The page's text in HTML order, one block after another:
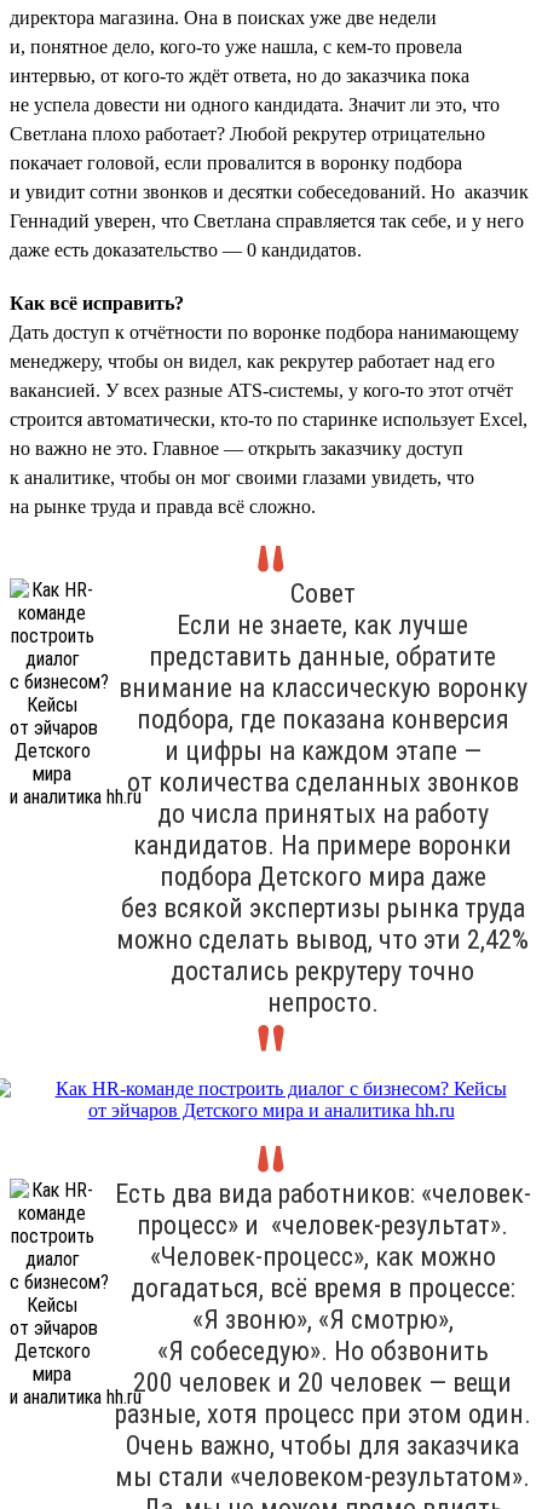
директора магазина. Она в поисках уже две недели
и, понятное дело, кого-то уже нашла, с кем-то провела
интервью, от кого-то ждёт ответа, но до заказчика пока
не успела довести ни одного кандидата. Значит ли это, что
Светлана плохо работает? Любой рекрутер отрицательно
покачает головой, если провалится в воронку подбора
и увидит сотни звонков и десятки собеседований. Но аказчик
Геннадий уверен, что Светлана справляется так себе, и у него
даже есть доказательство — 0 кандидатов.
Как всё исправить?
Дать доступ к отчётности по воронке подбора нанимающему
менеджеру, чтобы он видел, как рекрутер работает над его
вакансией. У всех разные ATS-системы, у кого-то этот отчёт
строится автоматически, кто-то по старинке использует Excel,
но важно не это. Главное — открыть заказчику доступ
к аналитике, чтобы он мог своими глазами увидеть, что
на рынке труда и правда всё сложно.
Совет
Если не знаете, как лучше
представить данные, обратите
внимание на классическую воронку
подбора, где показана конверсия
и цифры на каждом этапе —
от количества сделанных звонков
до числа принятых на работу
кандидатов. На примере воронки
подбора Детского мира даже
без всякой экспертизы рынка труда
можно сделать вывод, что эти 2,42%
достались рекрутеру точно
непросто.
Есть два вида работников: «человек-
процесс» и «человек-результат».
«Человек-процесс», как можно
догадаться, всё время в процессе:
«Я звоню», «Я смотрю»,
«Я собеседую». Но обзвонить
200 человек и 20 человек — вещи
разные, хотя процесс при этом один.
Очень важно, чтобы для заказчика
мы стали «человеком-результатом».